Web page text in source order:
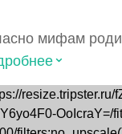
мифам
⌃